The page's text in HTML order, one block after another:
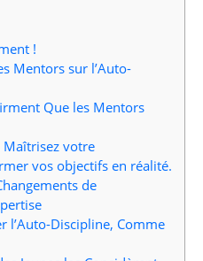
!
Mentors sur l’Auto-
Que les Mentors
Maîtrisez votre
vos objectifs en réalité.
de
l’Auto-Discipline, Comme